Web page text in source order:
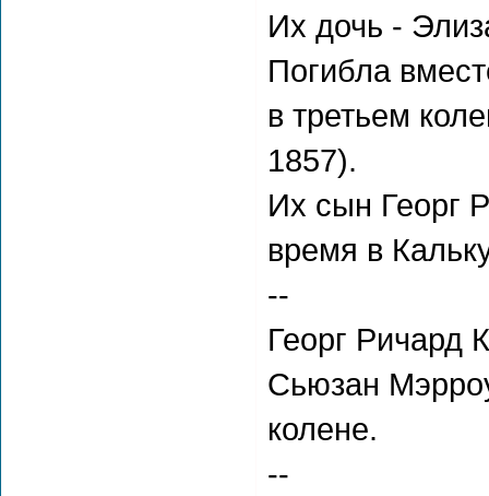
Их дочь -
Погибла
в третьем
1857).
Их сын Георг
время в
--
Георг Ричард
Сьюзан
колене.
--